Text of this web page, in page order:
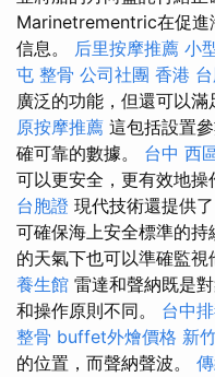
Marinetrementric在促進
信息。 后里按摩推薦 小
屯 整骨 公司社團 香港
廣泛的功能，但還可以
原按摩推薦 這包括設置
確可靠的數據。 台中 西
可以更安全，更有效地操
台胞證 現代技術還提供
可確保海上安全標準的
的天氣下也可以準確監視
養生館 雷達和聲納既是
和操作原則不同。 台中
整骨 buffet外燴價格 新
的位置，而聲納聲波。